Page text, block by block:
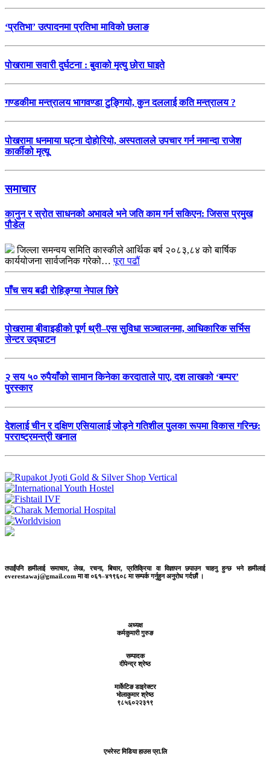
‘प्रतिभा’ उत्पादनमा प्रतिभा माविको छलाङ
पोखरामा सवारी दुर्घटना : बुवाको मृत्यु छोरा घाइते
गण्डकीमा मन्त्रालय भागवण्डा टुङ्गियो, कुन दललाई कति मन्त्रालय ?
पोखरामा धनमाया घट्ना दोहोरियो, अस्पतालले उपचार गर्न नमान्दा राजेश
कार्कीको मृत्यू
समाचार
कानुन र स्रोत साधनको अभावले भने जति काम गर्न सकिएन: जिसस प्रमुख
पौडेल
जिल्ला समन्वय समिति कास्कीले आर्थिक बर्ष २०८३,८४ को बार्षिक
कार्ययोजना सार्वजनिक गरेको…पूरा पढौं
पाँच सय बढी रोहिङ्ग्या नेपाल छिरे
पोखरामा बीवाइडीको पूर्ण थ्री–एस सुविधा सञ्चालनमा, आधिकारिक सर्भिस
सेन्टर उद्घाटन
२ सय ५० रुपैयाँको सामान किनेका करदाताले पाए, दश लाखको ‘बम्पर’
पुरस्कार
देशलाई चीन र दक्षिण एसियालाई जोड्ने गतिशील पुलका रूपमा विकास गरिन्छ:
परराष्ट्रमन्त्री खनाल
तपाईंपनि हामीलाई समाचार, लेख, रचना, बिचार, प्रतिक्रिया वा विज्ञापन छपाउन चाहनु हुन्छ भने हामीलाई
everestawaj@gmail.com मा वा ०६१–४१९६०८ मा सम्पर्क गर्नुहुन अनुरोध गर्दछौं ।
अध्यक्ष
कर्मकुमारी गुरुङ
सम्पादक
दीपेन्द्र श्रेष्ठ
मार्केटिङ डाइरेक्टर
भोलाकुमार श्रेष्ठ
९८५६०२२३१९
एभरेस्ट मिडिया हाउस प्रा.लि